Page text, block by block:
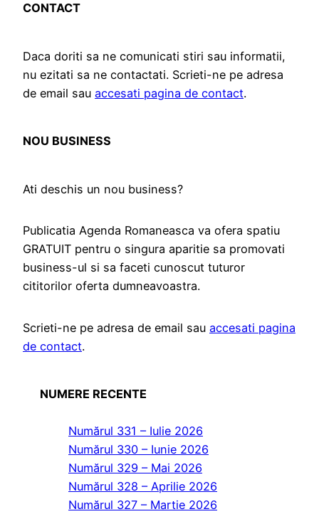
CONTACT
Daca doriti sa ne comunicati stiri sau informatii,
nu ezitati sa ne contactati. Scrieti-ne pe adresa
de email sau accesati pagina de contact.
NOU BUSINESS
Ati deschis un nou business?
Publicatia Agenda Romaneasca va ofera spatiu
GRATUIT pentru o singura aparitie sa promovati
business-ul si sa faceti cunoscut tuturor
cititorilor oferta dumneavoastra.
Scrieti-ne pe adresa de email sau accesati pagina
de contact.
NUMERE RECENTE
Numărul 331 – Iulie 2026
Numărul 330 – Iunie 2026
Numărul 329 – Mai 2026
Numărul 328 – Aprilie 2026
Numărul 327 – Martie 2026